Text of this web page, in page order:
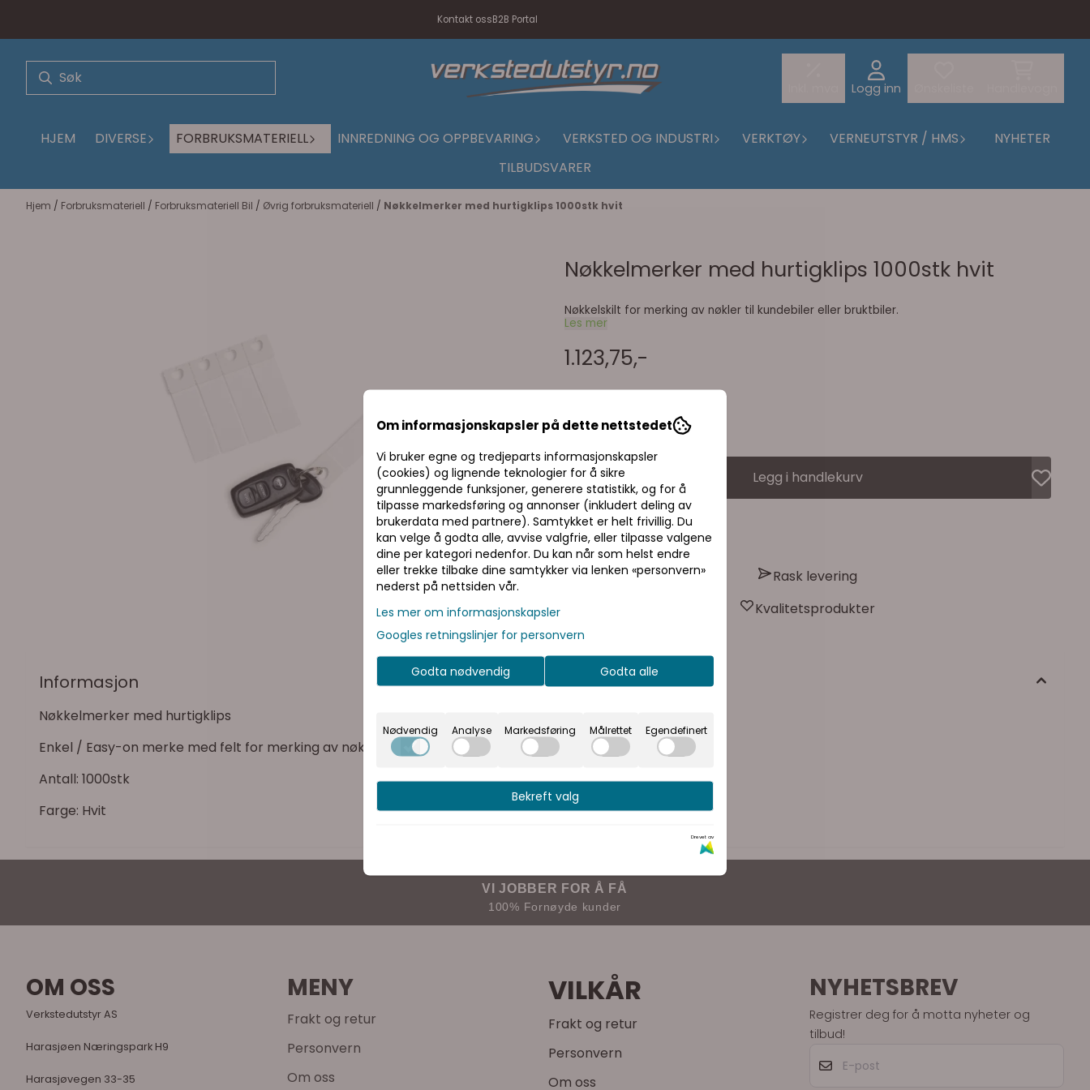
Kontakt ossB2B Portal
Logg inn
HJEM DIVERSE FORBRUKSMATERIELL INNREDNING OG OPPBEVARING VERKSTED OG INDUSTRI VERKTØY VERNEUTSTYR / HMS
NYHETER
TILBUDSVARER
Hjem / Forbruksmateriell / Forbruksmateriell Bil / Øvrig forbruksmateriell / Nøkkelmerker med hurtigklips 1000stk hvit
Nøkkelmerker med hurtigklips 1000stk hvit
Nøkkelskilt for merking av nøkler til kundebiler eller bruktbiler.
Les mer
1.123,75,-
Legg i handlekurv
På lager: 15
Rask levering
Kvalitetsprodukter
Informasjon
Nøkkelmerker med hurtigklips
Enkel / Easy-on merke med felt for merking av nøkkelen.
Antall: 1000stk
Farge: Hvit
VI JOBBER FOR Å FÅ
100% Fornøyde kunder
OM OSS
Verkstedutstyr AS
Harasjøen Næringspark H9
Harasjøvegen 33-35
MENY
Frakt og retur
Personvern
Om oss
VILKÅR
Frakt og retur
Personvern
Om oss
NYHETSBREV
Registrer deg for å motta nyheter og
tilbud!
Priser inkl. eller ekskl. mva
I denne butikken kan du velge om du
vil se prisene med eller uten moms.
Inkl. mva
Om informasjonskapsler på dette nettstedet
Vi bruker egne og tredjeparts informasjonskapsler
(cookies) og lignende teknologier for å sikre
grunnleggende funksjoner, generere statistikk, og for å
tilpasse markedsføring og annonser (inkludert deling av
brukerdata med partnere). Samtykket er helt frivillig. Du
kan velge å godta alle, avvise valgfrie, eller tilpasse valgene
dine per kategori nedenfor. Du kan når som helst endre
eller trekke tilbake dine samtykker via lenken «personvern»
nederst på nettsiden vår.
Les mer om informasjonskapsler
Googles retningslinjer for personvern
Godta nødvendig Godta alle
Nødvendig Analyse Markedsføring Målrettet Egendefinert
Bekreft valg
Drevet av